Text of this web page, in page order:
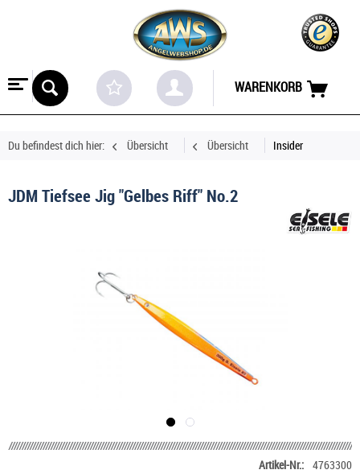
WARENKORB
Du befindest dich hier: Übersicht Übersicht Insider
JDM Tiefsee Jig "Gelbes Riff" No.2
Artikel-Nr.: 4763300